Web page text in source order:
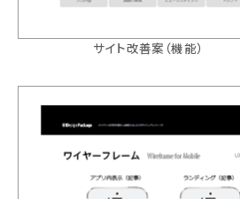
サイト改善案（機能）